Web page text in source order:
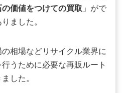
の価値をつけての買取 」がで
ました。
相場などリサイクル業界に
うために必要な再販ルート
した。